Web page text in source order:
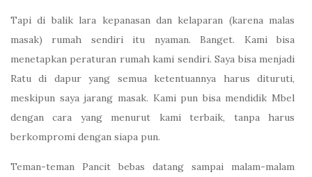
Tapi di balik lara kepanasan dan kelaparan (karena malas
masak) rumah sendiri itu nyaman. Banget. Kami bisa
menetapkan peraturan rumah kami sendiri. Saya bisa menjadi
Ratu di dapur yang semua ketentuannya harus dituruti,
meskipun saya jarang masak. Kami pun bisa mendidik Mbel
dengan cara yang menurut kami terbaik, tanpa harus
berkompromi dengan siapa pun.
Teman-teman Pancit bebas datang sampai malam-malam